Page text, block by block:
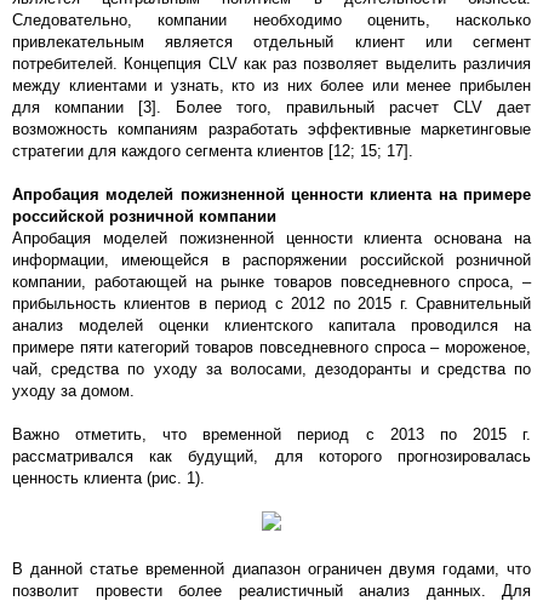
Следовательно, компании необходимо оценить, насколько
привлекательным является отдельный клиент или сегмент
потребителей. Концепция CLV как раз позволяет выделить различия
между клиентами и узнать, кто из них более или менее прибылен
для компании [3]. Более того, правильный расчет CLV дает
возможность компаниям разработать эффективные маркетинговые
стратегии для каждого сегмента клиентов [12; 15; 17].
Апробация моделей пожизненной ценности клиента на примере
российской розничной компании
Апробация моделей пожизненной ценности клиента основана на
информации, имеющейся в распоряжении российской розничной
компании, работающей на рынке товаров повседневного спроса, –
прибыльность клиентов в период с 2012 по 2015 г. Сравнительный
анализ моделей оценки клиентского капитала проводился на
примере пяти категорий товаров повседневного спроса – мороженое,
чай, средства по уходу за волосами, дезодоранты и средства по
уходу за домом.
Важно отметить, что временной период с 2013 по 2015 г.
рассматривался как будущий, для которого прогнозировалась
ценность клиента (рис. 1).
В данной статье временной диапазон ограничен двумя годами, что
позволит провести более реалистичный анализ данных. Для